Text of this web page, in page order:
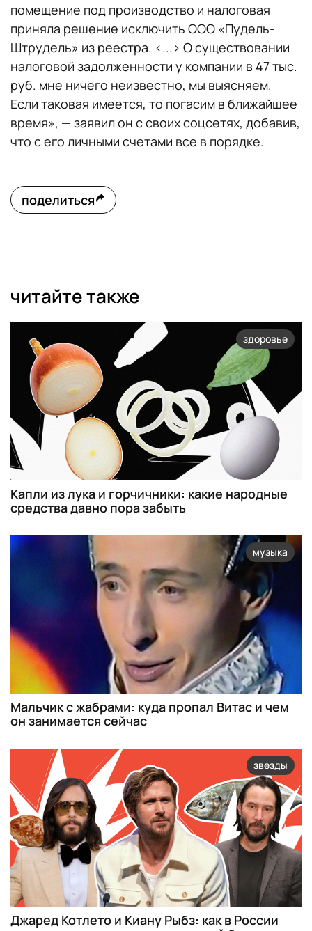
помещение под производство и налоговая
приняла решение исключить ООО «Пудель-
Штрудель» из реестра. <...> О существовании
налоговой задолженности у компании в 47 тыс.
руб. мне ничего неизвестно, мы выясняем.
Если таковая имеется, то погасим в ближайшее
время», — заявил он с своих соцсетях, добавив,
что с его личными счетами все в порядке.
поделиться
читайте также
здоровье
Капли из лука и горчичники: какие народные
средства давно пора забыть
музыка
Мальчик с жабрами: куда пропал Витас и чем
он занимается сейчас
звезды
Джаред Котлето и Киану Рыбз: как в России